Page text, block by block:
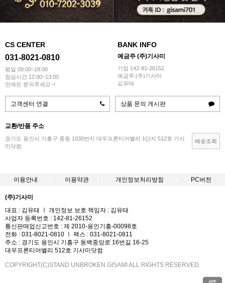
CS CENTER
031-8021-0810
평일 09:00~18:00
점심시간 12:00~13:00
언제든 문의주세요~!
BANK INFO
예금주 (주)기사미
기업 142-81-26152
예금주:(주)기사미
김유태
고객센터 연결 상품 문의 게시판
교환/반품 주소
경기도 용인시 기흥구 중동 1030번지 대우프론티어밸리 1단지 512호 기사
미닷컴
배송조회
이용안내 이용약관 개인정보처리방침 PC버전
(주)기사미
대표 : 김유태 ㅣ 개인정보 보호 책임자 : 김유태
사업자 등록번호 : 142-81-26152
통신판매업신고번호 : 제 2010-용인기흥-00098호
전화 : 031-8021-0810 ㅣ 팩스 : 031-8021-0811
주소 : 경기도 용인시 기흥구 동백중앙로 16번길 16-25
대우프론티어밸리 512호 기사미닷컴
COPYRIGHT(C)STAND UNBROKEN GISAMI ALL RIGHTS RESERVED.